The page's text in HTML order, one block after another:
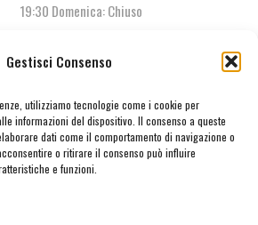
Gestisci Consenso
utilizziamo tecnologie come i cookie per
informazioni del dispositivo. Il consenso a queste
dati come il comportamento di navigazione o
o ritirare il consenso può influire
e funzioni.
19:30 Domenica: Chiuso